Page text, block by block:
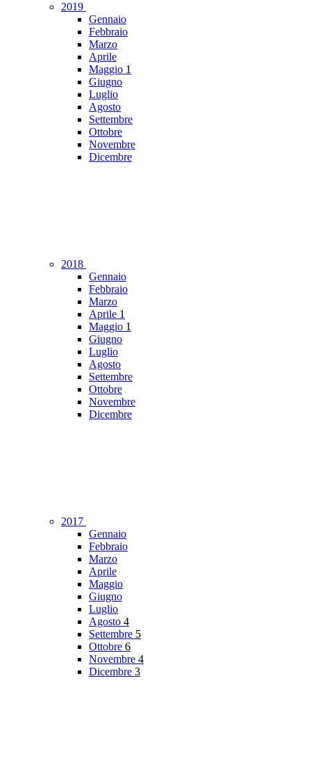
2019
Gennaio
Febbraio
Marzo
Aprile
Maggio 1
Giugno
Luglio
Agosto
Settembre
Ottobre
Novembre
Dicembre
2018
Gennaio
Febbraio
Marzo
Aprile 1
Maggio 1
Giugno
Luglio
Agosto
Settembre
Ottobre
Novembre
Dicembre
2017
Gennaio
Febbraio
Marzo
Aprile
Maggio
Giugno
Luglio
Agosto 4
Settembre 5
Ottobre 6
Novembre 4
Dicembre 3